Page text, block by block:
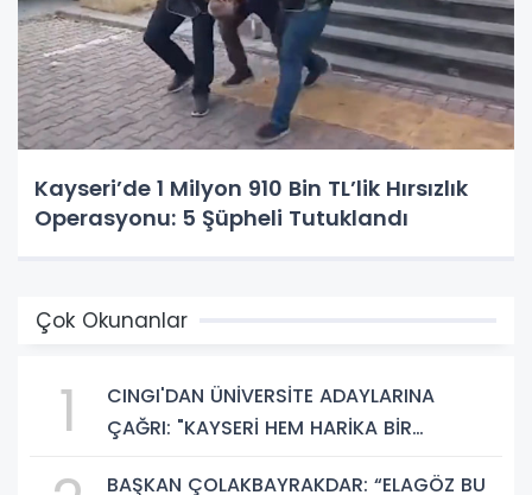
Kayseri’de 1 Milyon 910 Bin TL’lik Hırsızlık
Operasyonu: 5 Şüpheli Tutuklandı
Çok Okunanlar
1
CINGI'DAN ÜNİVERSİTE ADAYLARINA
ÇAĞRI: "KAYSERİ HEM HARİKA BİR
BAŞKAN ÇOLAKBAYRAKDAR: “ELAGÖZ BU